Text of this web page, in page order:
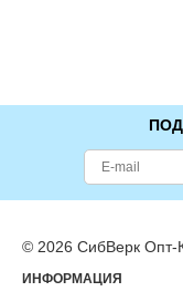
© 2026 СибВерк Опт-
ИНФОРМАЦИЯ